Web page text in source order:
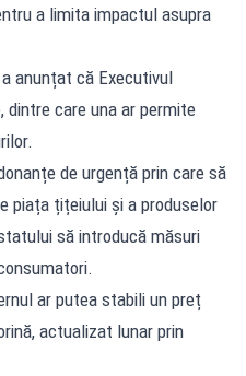
a limita impactul asupra
anunțat că Executivul
dintre care una ar permite
de urgență prin care să
piața țițeiului și a produselor
să introducă măsuri
ar putea stabili un preț
actualizat lunar prin